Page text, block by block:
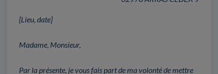
[Lieu, date]
Madame, Monsieur,
Par la présente, je vous fais part de ma volonté de mettre